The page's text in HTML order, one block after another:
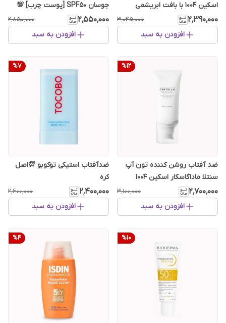
اسکین ۱۰۰۴ با بافت ابریشمی
[آبرسان و مرطوب کننده]
۲٬۳۹۰٬۰۰۰ ۳٬۰۴۵٬۰۰۰
افزودن به سبد
جوسان SPF50 [پوست چرب] 💯
اصل کره
۲٬۵۵۰٬۰۰۰ ۲٬۸۵۰٬۰۰۰
افزودن به سبد
%12
ضد آفتاب روشن کننده تون آپ
سنتلا ماداگاسکار اسکین ۱۰۰۴
۲٬۷۰۰٬۰۰۰ ۳٬۱۰۰٬۰۰۰
افزودن به سبد
%7
ضدآفتاب استیکی توکوبو 💯اصل
کره
۲٬۴۰۰٬۰۰۰ ۲٬۶۰۰٬۰۰۰
افزودن به سبد
%10
%4